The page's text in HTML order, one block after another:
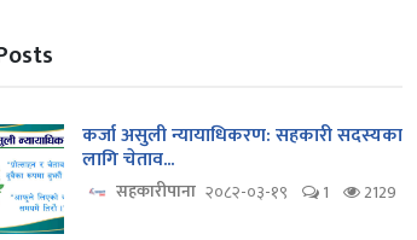
कर्जा असुली न्यायाधिकरण: सहकारी सदस्यका
लागि चेताव...
सहकारीपाना २०८२-०३-१९ 1 2129